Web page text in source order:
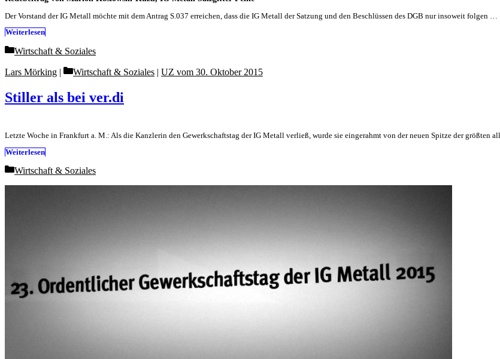
Der Vorstand der IG Metall möchte mit dem Antrag S.037 erreichen, dass die IG Metall der Satzung und den Beschlüssen des DGB nur insoweit folgen …
Weiterlesen
Categories
Wirtschaft & Soziales
Stiller als bei ver.di
Lars Mörking Categories
Wirtschaft & Soziales | UZ vom 30. Oktober 2015
Letzte Woche in Frankfurt a. M.: Als die Kanzlerin den Gewerkschaftstag der IG Metall verließ, wurde sie eingerahmt von der neuen Spitze der größten
Weiterlesen
Categories
Wirtschaft & Soziales